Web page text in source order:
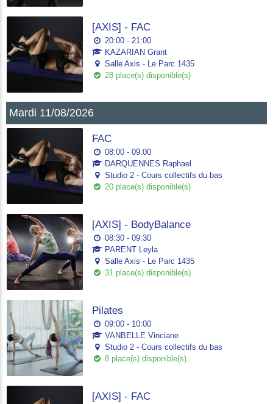
[AXIS] - FAC
20:00 - 21:00
KAZARIAN Grant
Salle Axis - Le Parc 1435
28 place(s) disponible(s)
Mardi 11/08/2026
FAC
08:00 - 09:00
DARQUENNES Raphael
Studio 2 - Cours collectifs du bas
20 place(s) disponible(s)
[AXIS] - BodyBalance
08:30 - 09:30
PARENT Leyla
Salle Axis - Le Parc 1435
31 place(s) disponible(s)
Pilates
09:00 - 10:00
VANBELLE Vinciane
Studio 2 - Cours collectifs du bas
8 place(s) disponible(s)
[AXIS] - FAC